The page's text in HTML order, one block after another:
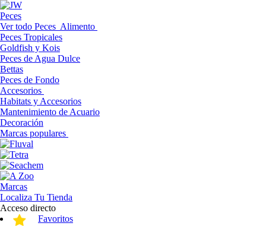
Peces
Ver todo Peces Alimento
Peces Tropicales
Goldfish y Kois
Peces de Agua Dulce
Bettas
Peces de Fondo
Accesorios
Habitats y Accesorios
Mantenimiento de Acuario
Decoración
Marcas populares
Marcas
Localiza Tu Tienda
Acceso directo
Favoritos